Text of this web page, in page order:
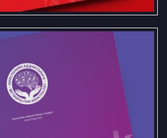
аддиктологи зан үйл,
төвийн брэндбүүк